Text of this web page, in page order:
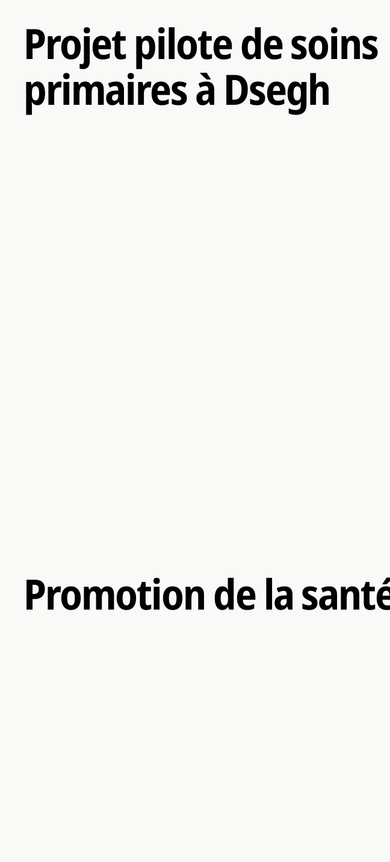
Projet pilote de soins
primaires à Dsegh
Promotion de la